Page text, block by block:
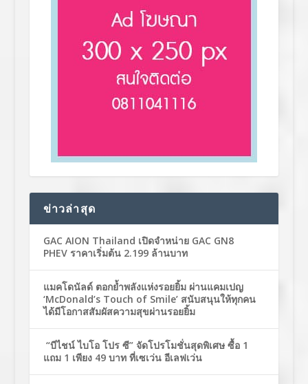
ข่าวล่าสุด
GAC AION Thailand เปิดจำหน่าย GAC GN8
PHEV ราคาเริ่มต้น 2.199 ล้านบาท
แมคโดนัลด์ ตอกย้ำพลังแห่งรอยยิ้ม ผ่านแคมเปญ
‘McDonald’s Touch of Smile’ สนับสนุนให้ทุกคน
ได้มีโอกาสสัมผัสความสุขผ่านรอยยิ้ม
“บีไชน์ ไบโอ โปร ซี” จัดโปรโมชั่นสุดพิเศษ ซื้อ 1
แถม 1 เพียง 49 บาท ที่เซเว่น อีเลฟเว่น